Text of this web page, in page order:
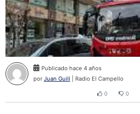
Publicado hace 4 años
por Juan Guill | Radio El Campello
0 0